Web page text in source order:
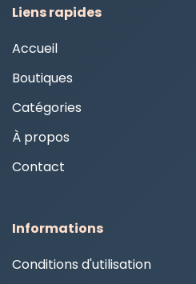
Liens rapides
Accueil
Boutiques
Catégories
À propos
Contact
Informations
Conditions d'utilisation